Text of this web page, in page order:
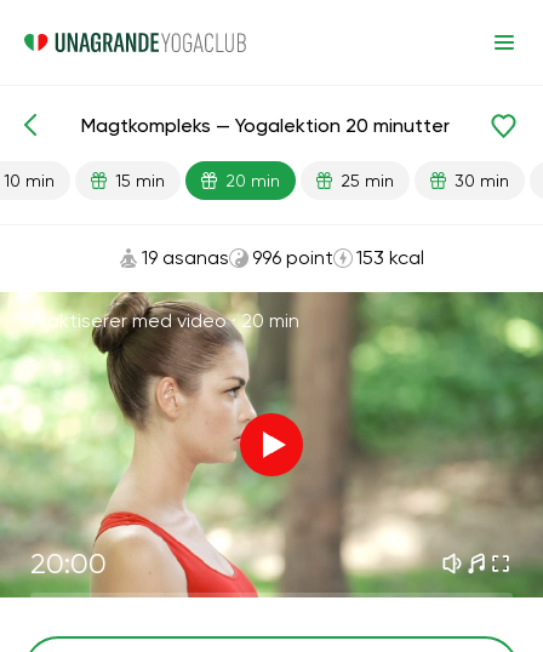
Færdiglavede lektioner Styrke
Magtkompleks — Yogalektion 20 minutter
10 min 15 min 20 min 25 min 30 min
19 asanas 996 point 153 kcal
Praktiserer med video ·20 min
20:00